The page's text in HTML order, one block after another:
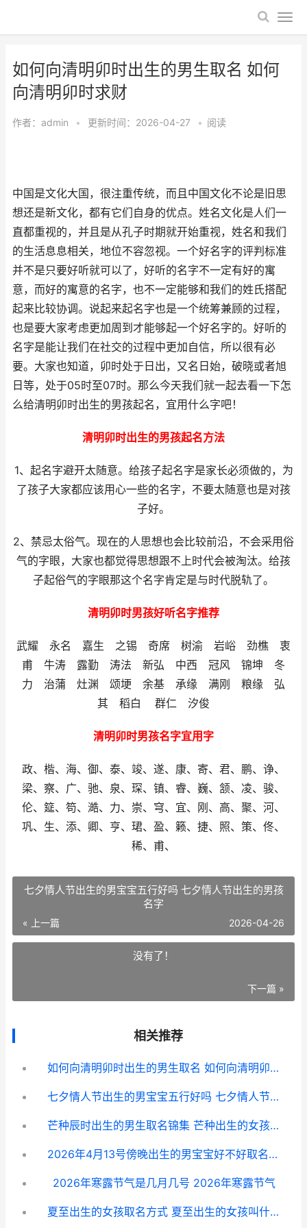
如何向清明卯时出生的男生取名 如何
向清明卯时求财
作者： admin • 更新时间：2026-04-27 • 阅读
中国是文化大国，很注重传统，而且中国文化不论是旧思
想还是新文化，都有它们自身的优点。姓名文化是人们一
直都重视的，并且是从孔子时期就开始重视，姓名和我们
的生活息息相关，地位不容忽视。一个好名字的评判标准
并不是只要好听就可以了，好听的名字不一定有好的寓
意，而好的寓意的名字，也不一定能够和我们的姓氏搭配
起来比较协调。说起来起名字也是一个统筹兼顾的过程，
也是要大家考虑更加周到才能够起一个好名字的。好听的
名字是能让我们在社交的过程中更加自信，所以很有必
要。大家也知道，卯时处于日出，又名日始，破晓或者旭
日等，处于05时至07时。那么今天我们就一起去看一下怎
么给清明卯时出生的男孩起名，宜用什么字吧！
清明卯时出生的男孩起名方法
1、起名字避开太随意。给孩子起名字是家长必须做的，为
了孩子大家都应该用心一些的名字，不要太随意也是对孩
子好。
2、禁忌太俗气。现在的人思想也会比较前沿，不会采用俗
气的字眼，大家也都觉得思想跟不上时代会被淘汰。给孩
子起俗气的字眼那这个名字肯定是与时代脱轨了。
清明卯时男孩好听名字推荐
武耀 永名 嘉生 之锡 奇席 树渝 岩峪 劲樵 衷
甫 牛涛 露勤 涛法 新弘 中西 冠风 锦坤 冬
力 治蒲 灶渊 颂埂 余基 承缘 满刚 粮缘 弘
其 稻白 群仁 汐俊
清明卯时男孩名字宜用字
政、楷、海、御、泰、竣、遂、康、寄、君、鹏、诤、
梁、察、广、驰、泉、琛、镇、睿、巍、颔、凌、骏、
伦、筵、笱、澔、力、崇、穹、宜、刚、高、聚、河、
巩、生、添、卿、亨、珺、盈、籁、捷、照、策、佟、
稀、甫、
七夕情人节出生的男宝宝五行好吗 七夕情人节出生的男孩
名字
« 上一篇 2026-04-26
没有了！
下一篇 »
相关推荐
如何向清明卯时出生的男生取名 如何向清明卯时求财
七夕情人节出生的男宝宝五行好吗 七夕情人节出生的男孩名字
芒种辰时出生的男生取名锦集 芒种出生的女孩命好不好
2026年4月13号傍晚出生的男宝宝好不好取名字 2026年4月13日到今天一共多少天
2026年寒露节气是几月几号 2026年寒露节气
夏至出生的女孩取名方式 夏至出生的女孩叫什么名字好